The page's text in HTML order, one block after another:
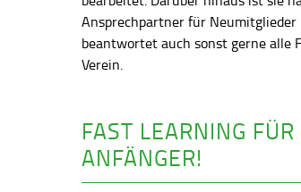
Ansprechpartner für Neumitglieder
beantwortet auch sonst gerne alle
Verein.
FAST LEARNING
ANFÄNGER!